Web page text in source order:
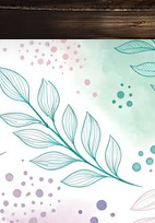
культура, відеоновини, екологія, спортивний Чернігів, туризм, Чернігів